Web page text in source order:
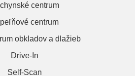
centrum
centrum
obkladov a dlažieb
Drive-In
Self-Scan